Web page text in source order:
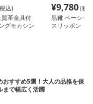
込)
革金具付
グモカシン
¥9,780(税
黒靴 ベーシッ
スリッポン
おすすめ5選！大人の品格を保
まで幅広く活躍